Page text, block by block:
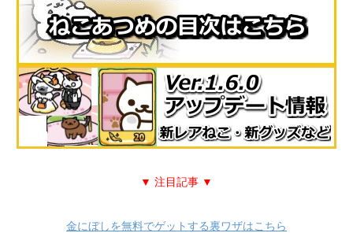
▼ 注目記事 ▼
金にぼしを無料でゲットする裏ワザはこちら